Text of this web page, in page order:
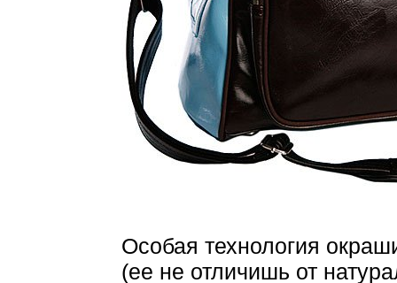
Особая технология
(ее не отличишь от